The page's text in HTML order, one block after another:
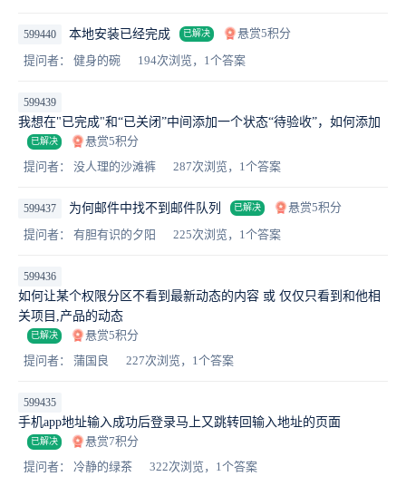
599440 本地安装已经完成 已解决
悬赏5积分
提问者： 健身的碗
194次浏览，1个答案
599439
我想在"已完成"和“已关闭”中间添加一个状态“待验收”，如何添加
已解决
悬赏5积分
提问者： 没人理的沙滩裤
287次浏览，1个答案
599437 为何邮件中找不到邮件队列 已解决
悬赏5积分
提问者： 有胆有识的夕阳
225次浏览，1个答案
599436
如何让某个权限分区不看到最新动态的内容 或 仅仅只看到和他相
关项目,产品的动态
已解决
悬赏5积分
提问者： 蒲国良
227次浏览，1个答案
599435
手机app地址输入成功后登录马上又跳转回输入地址的页面
已解决
悬赏7积分
提问者： 冷静的绿茶
322次浏览，1个答案